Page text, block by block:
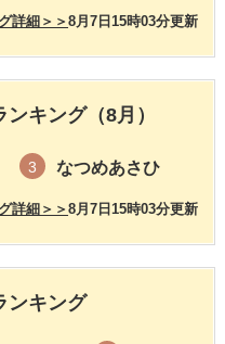
8月7日15時03分更新
詳細＞＞
キング（8月）
3 なつめあさひ
8月7日15時03分更新
詳細＞＞
ンキング